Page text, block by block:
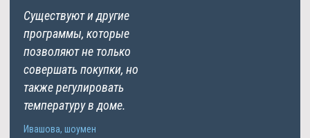
Существуют и другие
программы, которые
позволяют не только
совершать покупки, но
также регулировать
температуру в доме.
Ивашова, шоумен